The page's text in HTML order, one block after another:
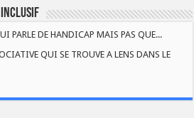
PARLE DE HANDICAP MAIS PAS QUE...
QUI SE TROUVE A LENS DANS LE